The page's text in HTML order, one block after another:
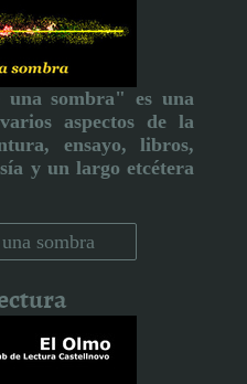
sombra" es una
aspectos de la
ensayo, libros,
y un largo etcétera
sombra